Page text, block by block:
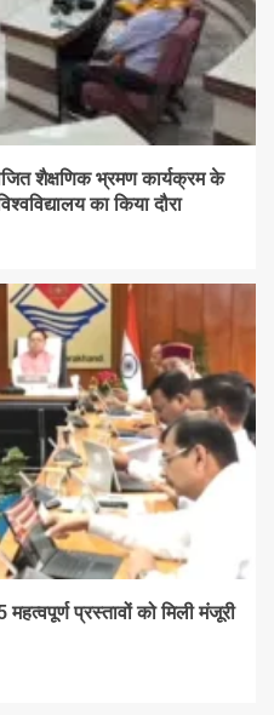
शैक्षणिक भ्रमण कार्यक्रम के
का किया दौरा
प्रस्तावों को मिली मंजूरी